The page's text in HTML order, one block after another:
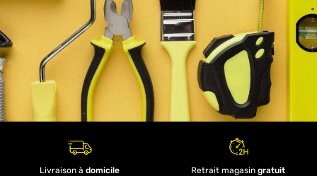
Livraison à domicile Retrait magasin gratuit